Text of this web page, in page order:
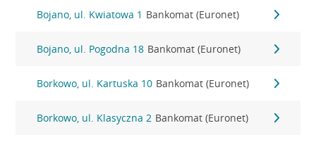
Bojano, ul. Kwiatowa 1 Bankomat (Euronet)
Bojano, ul. Pogodna 18 Bankomat (Euronet)
Borkowo, ul. Kartuska 10 Bankomat (Euronet)
Borkowo, ul. Klasyczna 2 Bankomat (Euronet)